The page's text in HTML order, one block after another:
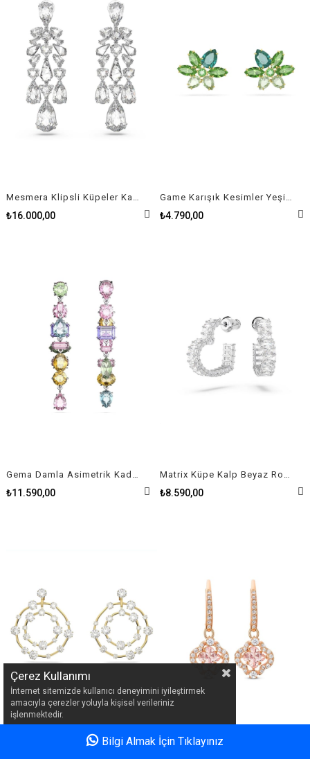
Mesmera Klipsli Küpeler Karışık Kesim Avize Beyaz Rodyum Kaplama
₺16.000,00
Game Karışık Kesimler Yeşil Çiçek Altın Rengi Kaplama Küpe
₺4.790,00
₺11.590,00 ₺8.590,00
Bilgi Almak İçin Tıklayınız
Çerez Kullanımı
İnternet sitemizde kullanıcı deneyimini iyileştirmek
amacıyla çerezler yoluyla kişisel verileriniz
işlenmektedir.
Favorilerim Sepetim